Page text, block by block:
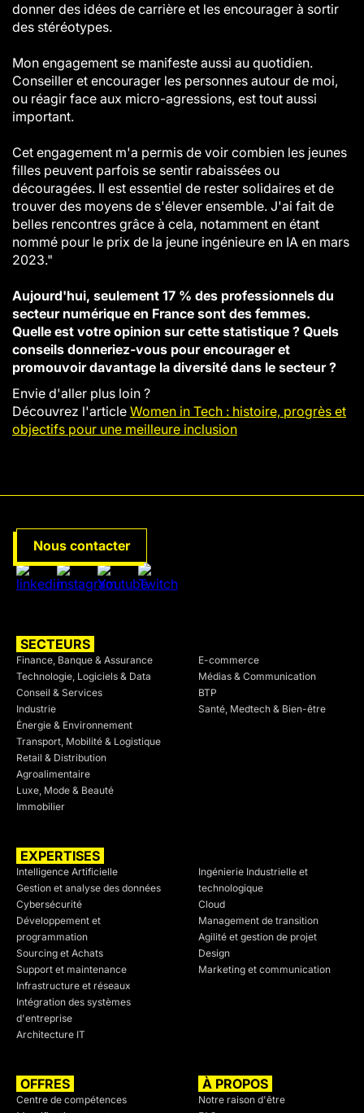
donner des idées de carrière et les encourager à sortir
des stéréotypes.
Mon engagement se manifeste aussi au quotidien.
Conseiller et encourager les personnes autour de moi,
ou réagir face aux micro-agressions, est tout aussi
important.
Cet engagement m'a permis de voir combien les jeunes
filles peuvent parfois se sentir rabaissées ou
découragées. Il est essentiel de rester solidaires et de
trouver des moyens de s'élever ensemble. J'ai fait de
belles rencontres grâce à cela, notamment en étant
nommé pour le prix de la jeune ingénieure en IA en mars
2023."
Aujourd'hui, seulement 17 % des professionnels du
secteur numérique en France sont des femmes.
Quelle est votre opinion sur cette statistique ? Quels
conseils donneriez-vous pour encourager et
promouvoir davantage la diversité dans le secteur ?
Envie d'aller plus loin ?
Découvrez l'article Women in Tech : histoire, progrès et
objectifs pour une meilleure inclusion
SECTEURS
Finance, Banque & Assurance
Technologie, Logiciels & Data
Conseil & Services
Industrie
Énergie & Environnement
Transport, Mobilité & Logistique
Retail & Distribution
Agroalimentaire
Luxe, Mode & Beauté
Immobilier
E-commerce
Médias & Communication
BTP
Santé, Medtech & Bien-être
EXPERTISES
Intelligence Artificielle
Gestion et analyse des données
Cybersécurité
Développement et
programmation
Sourcing et Achats
Support et maintenance
Infrastructure et réseaux
Intégration des systèmes
d'entreprise
Architecture IT
Ingénierie Industrielle et
technologique
Cloud
Management de transition
Agilité et gestion de projet
Design
Marketing et communication
Nous contacter
OFFRES
Centre de compétences
À PROPOS
Notre raison d'être